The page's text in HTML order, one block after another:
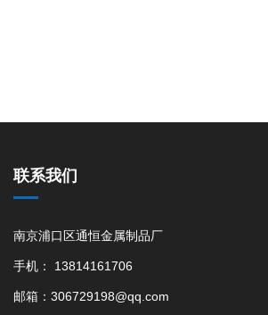
联系我们
南京浦口区通恒金属制品厂
手机： 13814161706
邮箱：306729198@qq.com